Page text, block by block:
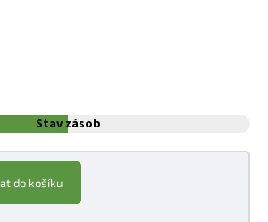
Stav zásob
do košíku